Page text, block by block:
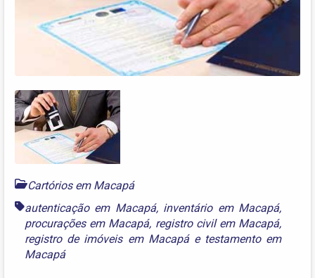
Cartórios em Macapá
autenticação em Macapá, inventário em Macapá,
procurações em Macapá, registro civil em Macapá,
registro de imóveis em Macapáe testamento em
Macapá